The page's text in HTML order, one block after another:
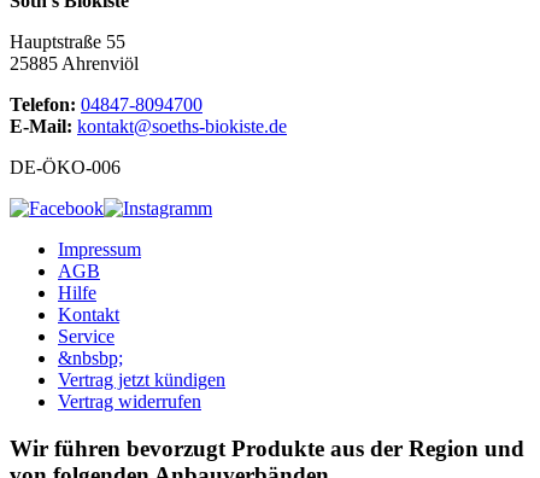
Hauptstraße 55
25885 Ahrenviöl
Telefon: 04847-8094700
E-Mail: kontakt@soeths-biokiste.de
DE-ÖKO-006
Impressum
AGB
Hilfe
Kontakt
Service
&nbsbp;
Vertrag jetzt kündigen
Vertrag widerrufen
Wir führen bevorzugt Produkte aus der Region und